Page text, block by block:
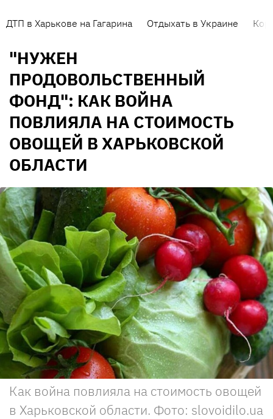
ДТП в Харькове на Гагарина Отдыхать в Украине
"НУЖЕН
ПРОДОВОЛЬСТВЕННЫЙ
ФОНД": КАК ВОЙНА
ПОВЛИЯЛА НА СТОИМОСТЬ
ОВОЩЕЙ В ХАРЬКОВСКОЙ
ОБЛАСТИ
Как война повлияла на стоимость овощей
в Харьковской области. Фото: slovoidilo.ua